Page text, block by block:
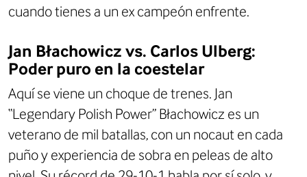
cuando tienes a un ex campeón enfrente.
Jan Błachowicz vs. Carlos Ulberg:
Poder puro en la coestelar
Aquí se viene un choque de trenes. Jan
“Legendary Polish Power” Błachowicz es un
veterano de mil batallas, con un nocaut en cada
puño y experiencia de sobra en peleas de alto